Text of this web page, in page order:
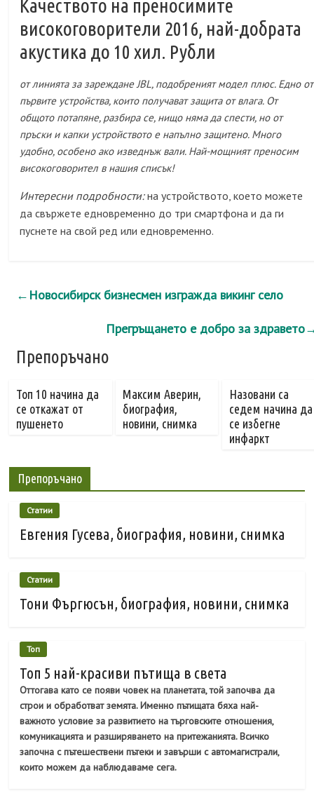
Качеството на преносимите
високоговорители 2016, най-добрата
акустика до 10 хил. Рубли
от линията за зареждане JBL, подобреният модел плюс. Едно от
първите устройства, които получават защита от влага. От
общото потапяне, разбира се, нищо няма да спести, но от
пръски и капки устройството е напълно защитено. Много
удобно, особено ако изведнъж вали. Най-мощният преносим
високоговорител в нашия списък!
Интересни подробности:на устройството, което можете
да свържете едновременно до три смартфона и да ги
пуснете на свой ред или едновременно.
← Новосибирск бизнесмен изгражда викинг село
Прегръщането е добро за здравето
Препоръчано
Топ 10 начина да
се откажат от
пушенето
Максим Аверин,
биография,
новини, снимка
Назовани са
седем начина да
се избегне
инфаркт
Препоръчано
Статии
Евгения Гусева, биография, новини, снимка
Статии
Тони Фъргюсън, биография, новини, снимка
Топ
Топ 5 най-красиви пътища в света
Оттогава като се появи човек на планетата, той започва да
строи и обработват земята. Именно пътищата бяха най-
важното условие за развитието на търговските отношения,
комуникацията и разширяването на притежанията. Всичко
започна с пътешествени пътеки и завърши с автомагистрали,
които можем да наблюдаваме сега.